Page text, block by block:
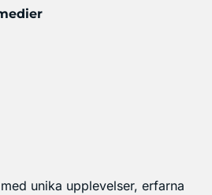
unika upplevelser, erfarna